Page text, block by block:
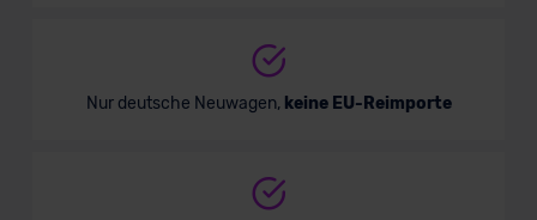
Nur deutsche Neuwagen, keine EU-Reimporte